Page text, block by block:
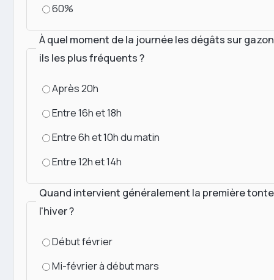
60%
À quel moment de la journée les dégâts sur
ils les plus fréquents ?
Après 20h
Entre 16h et 18h
Entre 6h et 10h du matin
Entre 12h et 14h
Quand intervient généralement la première
l'hiver ?
Début février
Mi-février à début mars